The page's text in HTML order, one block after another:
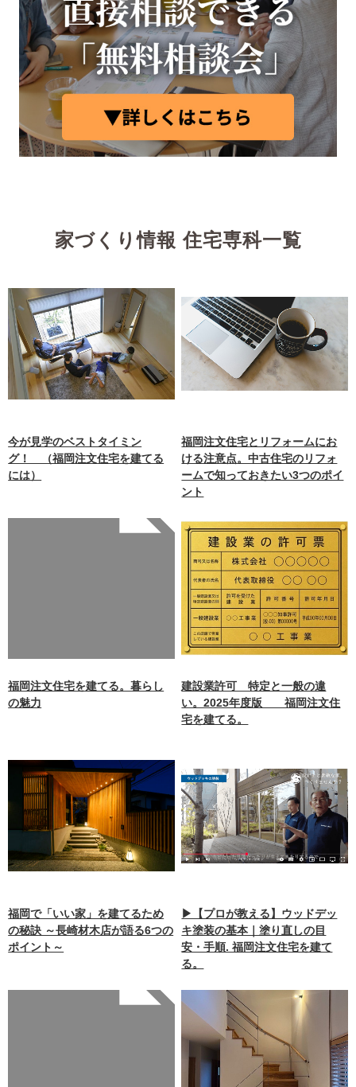
家づくり情報 住宅専科一覧
今が見学のベストタイミン
グ！ （福岡注文住宅を建てる
には）
福岡注文住宅とリフォームにお
ける注意点。中古住宅のリフォ
ームで知っておきたい3つのポイ
ント
content/themes/nagasaki/f
unctions.phpon line87
福岡注文住宅を建てる。暮らし
の魅力
建設業許可 特定と一般の違
い。2025年度版 福岡注文住
宅を建てる。
福岡で「いい家」を建てるため
の秘訣 ～長崎材木店が語る6つの
ポイント～
▶【プロが教える】ウッドデッ
キ塗装の基本｜塗り直しの目
安・手順. 福岡注文住宅を建て
る。